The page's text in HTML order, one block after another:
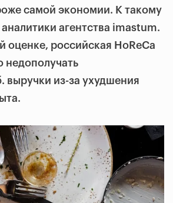
самой экономии. К такому
агентства imastum.
оценке, российская HoReCa
недополучать
выручки из-за ухудшения